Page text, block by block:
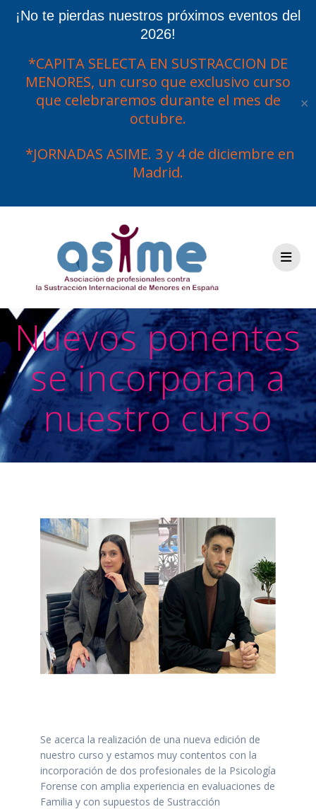
¡No te pierdas nuestros próximos eventos del
2026!
*CAPITA SELECTA EN SUSTRACCION DE
MENORES, un curso que exclusivo curso
que celebraremos durante el mes de
octubre.
*JORNADAS ASIME. 3 y 4 de diciembre en
Madrid.
✕
contenido
Nuevos ponentes
se incorporan a
nuestro curso
Se acerca la realización de una nueva edición de
nuestro curso y estamos muy contentos con la
incorporación de dos profesionales de la Psicología
Forense con amplia experiencia en evaluaciones de
Familia y con supuestos de Sustracción